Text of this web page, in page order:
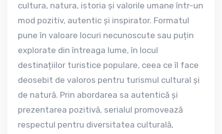
cultura, natura, istoria și valorile umane într-un
mod pozitiv, autentic și inspirator. Formatul
pune în valoare locuri necunoscute sau puțin
explorate din întreaga lume, în locul
destinațiilor turistice populare, ceea ce îl face
deosebit de valoros pentru turismul cultural și
de natură. Prin abordarea sa autentică și
prezentarea pozitivă, serialul promovează
respectul pentru diversitatea culturală,